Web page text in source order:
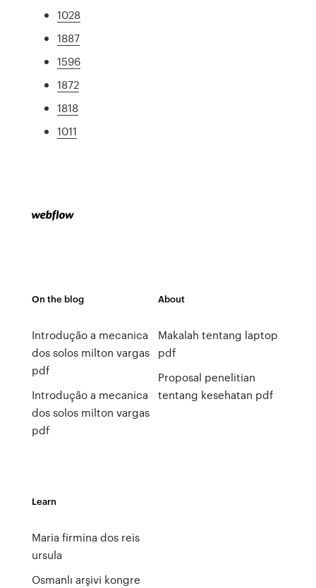
1028
1887
1596
1872
1818
1011
On the blog
Introdução a mecanica
dos solos milton vargas
pdf
Introdução a mecanica
dos solos milton vargas
pdf
About
Makalah tentang laptop
pdf
Proposal penelitian
tentang kesehatan pdf
Learn
Maria firmina dos reis
ursula
Osmanlı arşivi kongre